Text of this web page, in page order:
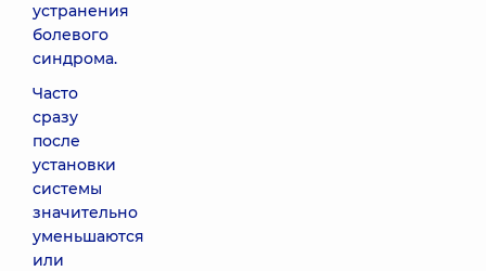
устранения
болевого
синдрома.
Часто
сразу
после
установки
системы
значительно
уменьшаются
или